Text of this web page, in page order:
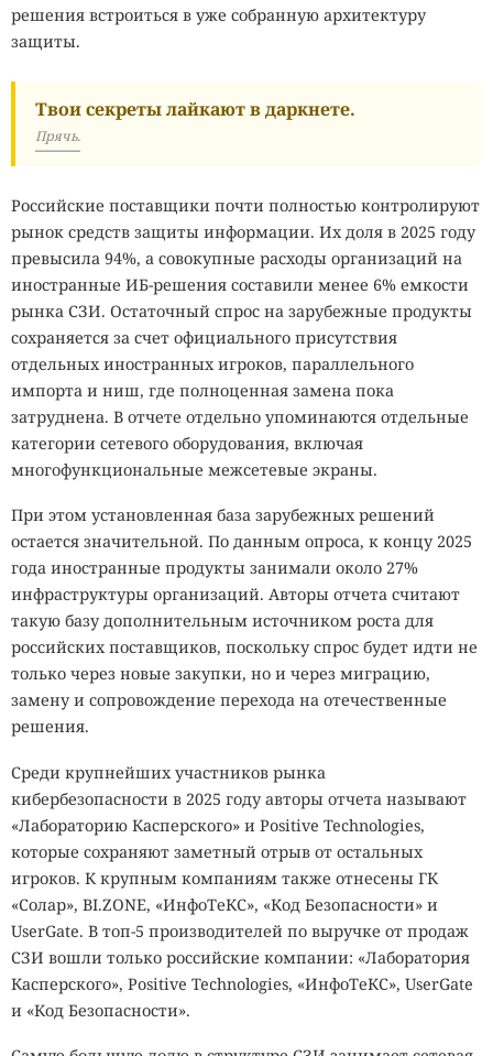
решения встроиться в уже собранную архитектуру
защиты.
Твои секреты лайкают в даркнете.
Прячь.
Российские поставщики почти полностью контролируют
рынок средств защиты информации. Их доля в 2025 году
превысила 94%, а совокупные расходы организаций на
иностранные ИБ-решения составили менее 6% емкости
рынка СЗИ. Остаточный спрос на зарубежные продукты
сохраняется за счет официального присутствия
отдельных иностранных игроков, параллельного
импорта и ниш, где полноценная замена пока
затруднена. В отчете отдельно упоминаются отдельные
категории сетевого оборудования, включая
многофункциональные межсетевые экраны.
При этом установленная база зарубежных решений
остается значительной. По данным опроса, к концу 2025
года иностранные продукты занимали около 27%
инфраструктуры организаций. Авторы отчета считают
такую базу дополнительным источником роста для
российских поставщиков, поскольку спрос будет идти не
только через новые закупки, но и через миграцию,
замену и сопровождение перехода на отечественные
решения.
Среди крупнейших участников рынка
кибербезопасности в 2025 году авторы отчета называют
«Лабораторию Касперского» и Positive Technologies,
которые сохраняют заметный отрыв от остальных
игроков. К крупным компаниям также отнесены ГК
«Солар», BI.ZONE, «ИнфоТеКС», «Код Безопасности» и
UserGate. В топ-5 производителей по выручке от продаж
СЗИ вошли только российские компании: «Лаборатория
Касперского», Positive Technologies, «ИнфоТеКС», UserGate
и «Код Безопасности».